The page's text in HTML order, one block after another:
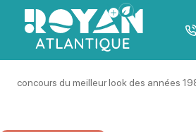
Afficher la barre de
Royan Atlantique
concours du meilleur look des années